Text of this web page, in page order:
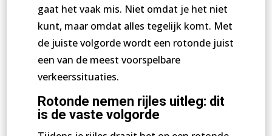
gaat het vaak mis. Niet omdat je het niet
kunt, maar omdat alles tegelijk komt. Met
de juiste volgorde wordt een rotonde juist
een van de meest voorspelbare
verkeerssituaties.
Rotonde nemen rijles uitleg: dit
is de vaste volgorde